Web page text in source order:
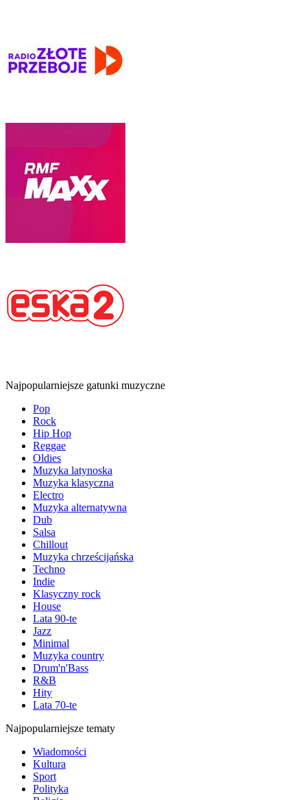
Najpopularniejsze gatunki muzyczne
Pop
Rock
Hip Hop
Reggae
Oldies
Muzyka latynoska
Muzyka klasyczna
Electro
Muzyka alternatywna
Dub
Salsa
Chillout
Muzyka chrześcijańska
Techno
Indie
Klasyczny rock
House
Lata 90-te
Jazz
Minimal
Muzyka country
Drum'n'Bass
R&B
Hity
Lata 70-te
Najpopularniejsze tematy
Wiadomości
Kultura
Sport
Polityka